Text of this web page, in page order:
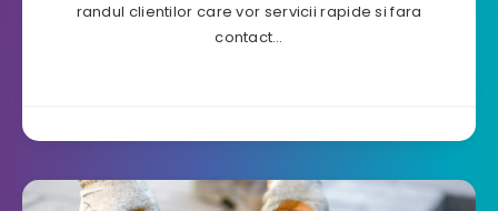
randul clientilor care vor servicii rapide si fara
contact…